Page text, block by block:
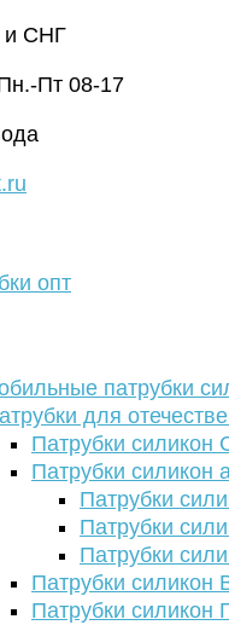
и СНГ
Пт 08-17
опт
патрубки
для
Патрубки силикон
Патрубки
Патрубки
Патрубки
Патрубки
Патрубки силикон
Патрубки силикон